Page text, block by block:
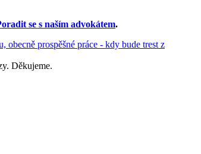
se s naším advokátem.
prospěšné práce - kdy bude trest z
Děkujeme.